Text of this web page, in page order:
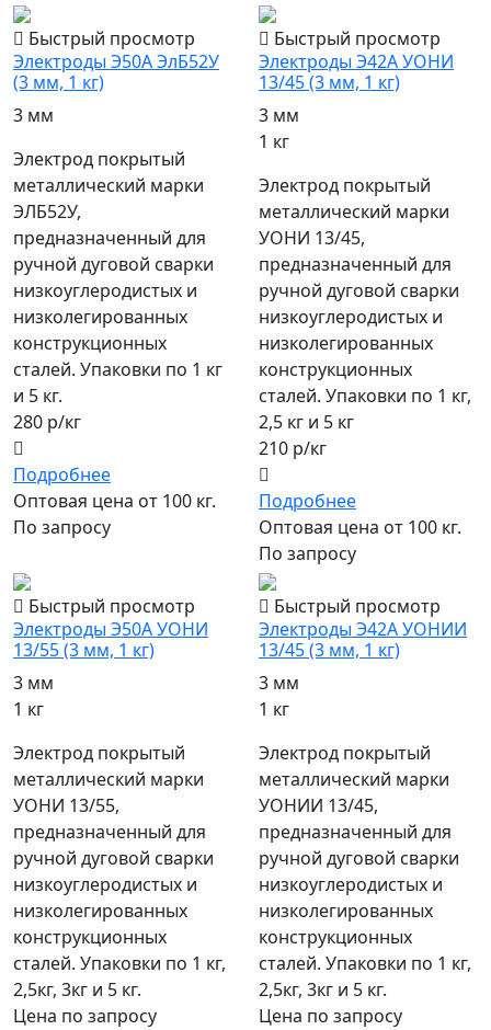
Быстрый просмотр
Электроды Э50А ЭлБ52У
(3 мм, 1 кг)
3 мм
Электрод покрытый
металлический марки
ЭЛБ52У,
предназначенный для
ручной дуговой сварки
низкоуглеродистых и
низколегированных
конструкционных
сталей. Упаковки по 1 кг
и 5 кг.
280 р/кг
Подробнее
Оптовая цена от 100 кг.
По запросу
Быстрый просмотр
Электроды Э42А УОНИ
13/45 (3 мм, 1 кг)
3 мм
1 кг
Электрод покрытый
металлический марки
УОНИ 13/45,
предназначенный для
ручной дуговой сварки
низкоуглеродистых и
низколегированных
конструкционных
сталей. Упаковки по 1 кг,
2,5 кг и 5 кг
210 р/кг
Подробнее
Оптовая цена от 100 кг.
По запросу
Быстрый просмотр
Электроды Э50А УОНИ
13/55 (3 мм, 1 кг)
3 мм
1 кг
Электрод покрытый
металлический марки
УОНИ 13/55,
предназначенный для
ручной дуговой сварки
низкоуглеродистых и
низколегированных
конструкционных
сталей. Упаковки по 1 кг,
2,5кг, 3кг и 5 кг.
Цена по запросу
Быстрый просмотр
Электроды Э42А УОНИИ
13/45 (3 мм, 1 кг)
3 мм
1 кг
Электрод покрытый
металлический марки
УОНИИ 13/45,
предназначенный для
ручной дуговой сварки
низкоуглеродистых и
низколегированных
конструкционных
сталей. Упаковки по 1 кг,
2,5кг, 3кг и 5 кг.
Цена по запросу